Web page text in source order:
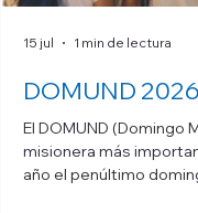
DOMUND 2026
El DOMUND (Domingo
misionera más
año el penúltimo
15 jul 1 min de lectura